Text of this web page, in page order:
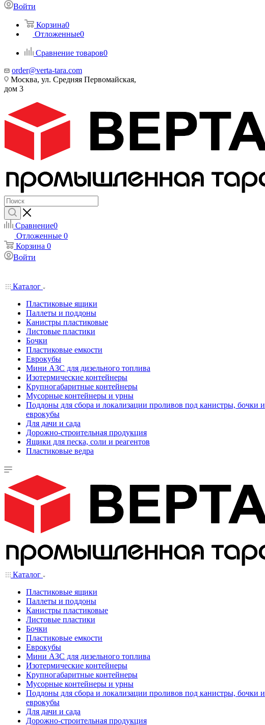
Войти
Корзина0
Отложенные0
Сравнение товаров0
order@verta-tara.com
Москва, ул. Средняя Первомайская,
дом 3
Сравнение0
Отложенные 0
Корзина 0
Войти
Каталог
Пластиковые ящики
Паллеты и поддоны
Канистры пластиковые
Листовые пластики
Бочки
Пластиковые емкости
Еврокубы
Мини АЗС для дизельного топлива
Изотермические контейнеры
Крупногабаритные контейнеры
Мусорные контейнеры и урны
Поддоны для сбора и локализации проливов под канистры, бочки и
еврокубы
Для дачи и сада
Дорожно-строительная продукция
Ящики для песка, соли и реагентов
Пластиковые ведра
Каталог
Пластиковые ящики
Паллеты и поддоны
Канистры пластиковые
Листовые пластики
Бочки
Пластиковые емкости
Еврокубы
Мини АЗС для дизельного топлива
Изотермические контейнеры
Крупногабаритные контейнеры
Мусорные контейнеры и урны
Поддоны для сбора и локализации проливов под канистры, бочки и
еврокубы
Для дачи и сада
Дорожно-строительная продукция